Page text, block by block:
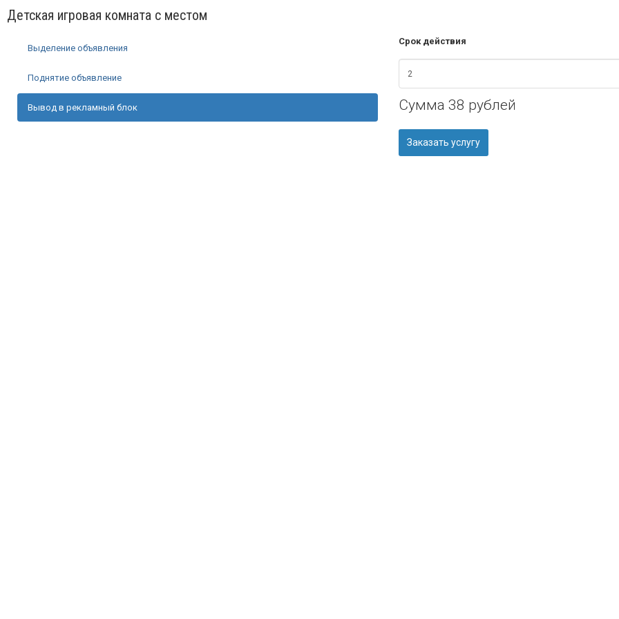
Детская игровая комната с местом
Выделение объявления
Поднятие объявление
Вывод в рекламный блок
Срок действия
Сумма 38 рублей